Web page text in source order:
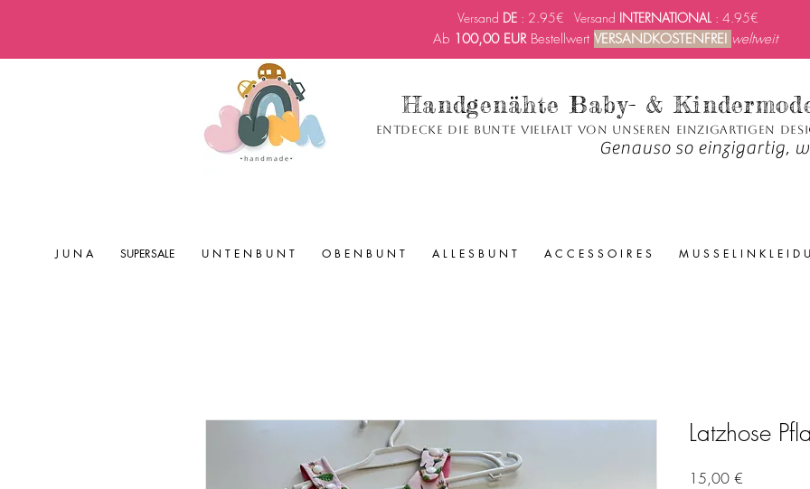
Versand DE : 2.95€ Versand INTERNATIONAL : 4.95€
Ab 100,00 EURBestellwert VERSANDKOSTENFREI weltweit
Handgenähte Baby- &
Entdecke die bunte Vielfalt von unseren einzigartigen
Genauso so einzigartig,
J U N A SUPERSALE U N T E N B U N T O B E N B U N T A L L E S B U N T A C C E S S O I R E S M U S S E L I N K L E I D
Latzhose
15,00 €